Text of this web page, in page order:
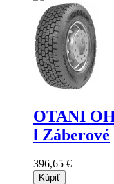
OTANI
l Záberové
396,65 €
Kúpiť